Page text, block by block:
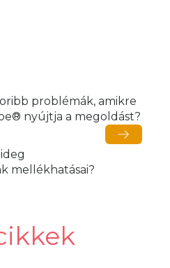
problémák, amikre
nyújtja a megoldást?
mellékhatásai?